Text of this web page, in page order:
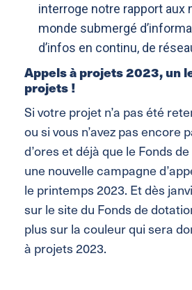
interroge notre rapport aux
monde submergé
d’infos en continu, de
Appels à projets 2023, un
projets !
Si votre projet n’a pas été
ou si vous n’avez pas encore
d’ores et déjà que le Fonds
une nouvelle campagne
le printemps 2023. Et dès
sur le site du Fonds de
plus sur la couleur qui sera
à projets 2023.